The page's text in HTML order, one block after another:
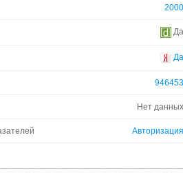
2000
Да
Да
946453
Нет данных
Авторизация